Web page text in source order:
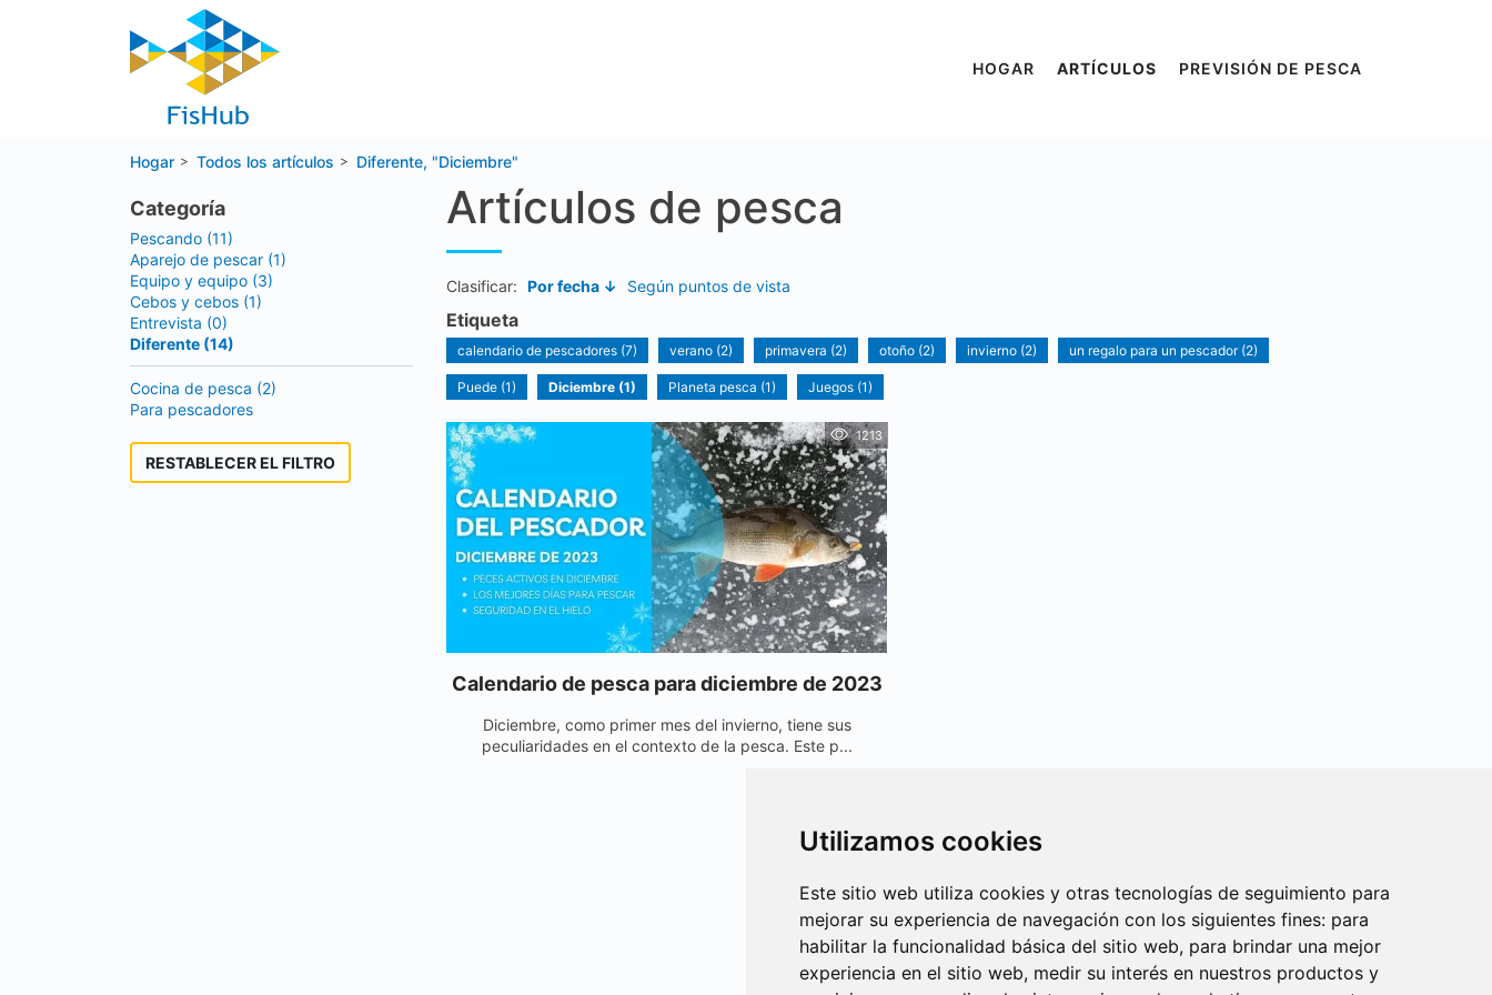
Utilizamos cookies
Este sitio web utiliza cookies y otras tecnologías de seguimiento para
mejorar su experiencia de navegación con los siguientes fines: para
habilitar la funcionalidad básica del sitio web, para brindar una mejor
experiencia en el sitio web, medir su interés en nuestros productos y
HOGAR ARTÍCULOS PREVISIÓN DE PESCA
Hogar Todos los artículos Diferente, "Diciembre"
Categoría
Pescando (11)
Aparejo de pescar (1)
Equipo y equipo (3)
Cebos y cebos (1)
Entrevista (0)
Diferente (14)
Cocina de pesca (2)
Para pescadores
RESTABLECER EL FILTRO
Artículos de pesca
Clasificar: Por fecha ↓ Según puntos de vista
Etiqueta
calendario de pescadores (7) verano (2) primavera (2) otoño (2) invierno (2) un regalo para un pescador (2)
Puede (1) Diciembre (1) Planeta pesca (1) Juegos (1)
1213
Calendario de pesca para diciembre de 2023
Diciembre, como primer mes del invierno, tiene sus
peculiaridades en el contexto de la pesca. Este p...